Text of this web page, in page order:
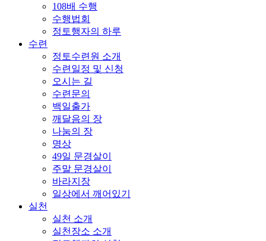
108배 수행
수행법회
정토행자의 하루
수련
정토수련원 소개
수련일정 및 신청
오시는 길
수련문의
백일출가
깨달음의 장
나눔의 장
명상
49일 문경살이
주말 문경살이
바라지장
일상에서 깨어있기
실천
실천 소개
실천장소 소개